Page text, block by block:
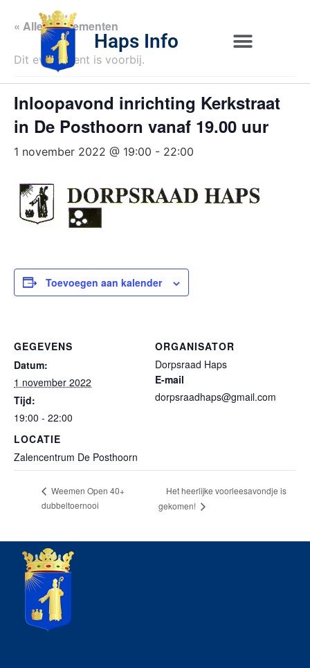
Haps Info
« Alle Evenementen
Dit evenement is voorbij.
Inloopavond inrichting Kerkstraat
in De Posthoorn vanaf 19.00 uur
1 november 2022 @ 19:00 - 22:00
Toevoegen aan kalender
GEGEVENS
Datum:
1 november 2022
Tijd:
19:00 - 22:00
LOCATIE
Zalencentrum De Posthoorn
ORGANISATOR
Dorpsraad Haps
E-mail
dorpsraadhaps@gmail.com
Weemen Open 40+
dubbeltoernooi
Het heerlijke voorleesavondje is
gekomen!